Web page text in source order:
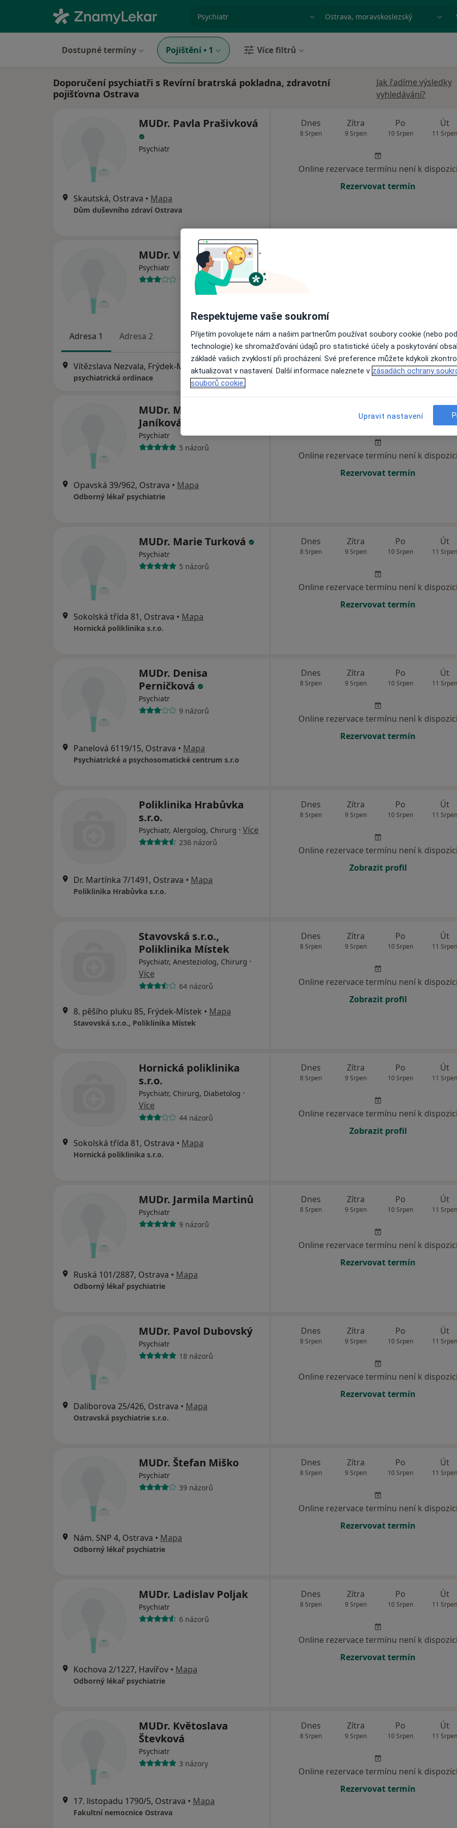
Dostupné termíny Pojištění • 1 Více filtrů
Doporučení psychiatři s Revírní bratrská pokladna, zdravotní
pojišťovna Ostrava
Jak řadíme výsledky
vyhledávání?
MUDr. Pavla Prašivková
Psychiatr
Skautská, Ostrava • Mapa
Dům duševního zdraví Ostrava
Dnes
8 Srpen
Zítra
9 Srpen
Po
10 Srpen
Út
11 Srpen
Online rezervace termínu není k dispozici
Rezervovat termín
MUDr. Vít Pávek
Psychiatr
16 názorů
Adresa 1 Adresa 2
Vítězslava Nezvala, Frýdek-Místek Mapa
psychiatrická ordinace
MUDr. Marcela Bolková
Janíková
Psychiatr
5 názorů
Opavská 39/962, Ostrava • Mapa
Odborný lékař psychiatrie
9 Srpen 10 Srpen 11 Srpen
Online rezervace termínu není k dispozici
Rezervovat termín
MUDr. Marie Turková
Psychiatr
5 názorů
Sokolská třída 81, Ostrava • Mapa
Hornická poliklinika s.r.o.
Dnes
8 Srpen
Zítra
9 Srpen
Po
10 Srpen
Út
11 Srpen
Online rezervace termínu není k dispozici
Rezervovat termín
MUDr. Denisa
Perničková
Psychiatr
9 názorů
Panelová 6119/15, Ostrava • Mapa
Psychiatrické a psychosomatické centrum s.r.o
Dnes
8 Srpen
Zítra
9 Srpen
Po
10 Srpen
Út
11 Srpen
Online rezervace termínu není k dispozici
Rezervovat termín
Poliklinika Hrabůvka
s.r.o.
Psychiatr, Alergolog, Chirurg · Více
236 názorů
Dr. Martínka 7/1491, Ostrava • Mapa
Poliklinika Hrabůvka s.r.o.
Dnes
8 Srpen
Zítra
9 Srpen
Po
10 Srpen
Út
11 Srpen
Online rezervace termínu není k dispozici
Zobrazit profil
Stavovská s.r.o.,
Poliklinika Místek
Psychiatr, Anesteziolog, Chirurg ·
Více
64 názorů
8. pěšího pluku 85, Frýdek-Místek • Mapa
Stavovská s.r.o., Poliklinika Místek
Dnes
8 Srpen
Zítra
9 Srpen
Po
10 Srpen
Út
11 Srpen
Online rezervace termínu není k dispozici
Zobrazit profil
Hornická poliklinika
s.r.o.
Psychiatr, Chirurg, Diabetolog ·
Více
44 názorů
Sokolská třída 81, Ostrava • Mapa
Hornická poliklinika s.r.o.
Dnes
8 Srpen
Zítra
9 Srpen
Po
10 Srpen
Út
11 Srpen
Online rezervace termínu není k dispozici
Zobrazit profil
MUDr. Jarmila Martinů
Psychiatr
9 názorů
Ruská 101/2887, Ostrava • Mapa
Odborný lékař psychiatrie
Dnes
8 Srpen
Zítra
9 Srpen
Po
10 Srpen
Út
11 Srpen
Online rezervace termínu není k dispozici
Rezervovat termín
MUDr. Pavol Dubovský
Psychiatr
18 názorů
Daliborova 25/426, Ostrava • Mapa
Ostravská psychiatrie s.r.o.
Dnes
8 Srpen
Zítra
9 Srpen
Po
10 Srpen
Út
11 Srpen
Online rezervace termínu není k dispozici
Rezervovat termín
MUDr. Štefan Miško
Psychiatr
39 názorů
Nám. SNP 4, Ostrava • Mapa
Odborný lékař psychiatrie
Dnes
8 Srpen
Zítra
9 Srpen
Po
10 Srpen
Út
11 Srpen
Online rezervace termínu není k dispozici
Rezervovat termín
MUDr. Ladislav Poljak
Psychiatr
6 názorů
Kochova 2/1227, Havířov • Mapa
Odborný lékař psychiatrie
Dnes
8 Srpen
Zítra
9 Srpen
Po
10 Srpen
Út
11 Srpen
Online rezervace termínu není k dispozici
Rezervovat termín
MUDr. Květoslava
Števková
Psychiatr
3 názory
17. listopadu 1790/5, Ostrava • Mapa
Fakultní nemocnice Ostrava
Dnes
8 Srpen
Zítra
9 Srpen
Po
10 Srpen
Út
11 Srpen
Online rezervace termínu není k dispozici
Rezervovat termín
Respektujeme vaše soukromí
Přijetím povolujete nám a našim partnerům používat soubory cookie (nebo
technologie) ke shromažďování údajů pro statistické účely a poskytování
základě vašich zvyklostí při procházení. Své preference můžete kdykoli
aktualizovat v nastavení. Další informace naleznete v zásadách ochrany
souborů cookie.
Upravit nastavení